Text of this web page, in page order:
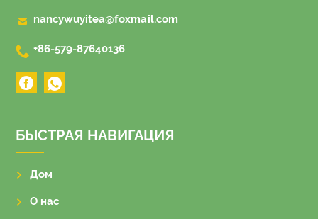
 nancywuyitea@foxmail.com
 +86-579-87640136
БЫСТРАЯ НАВИГАЦИЯ
Дом
О нас